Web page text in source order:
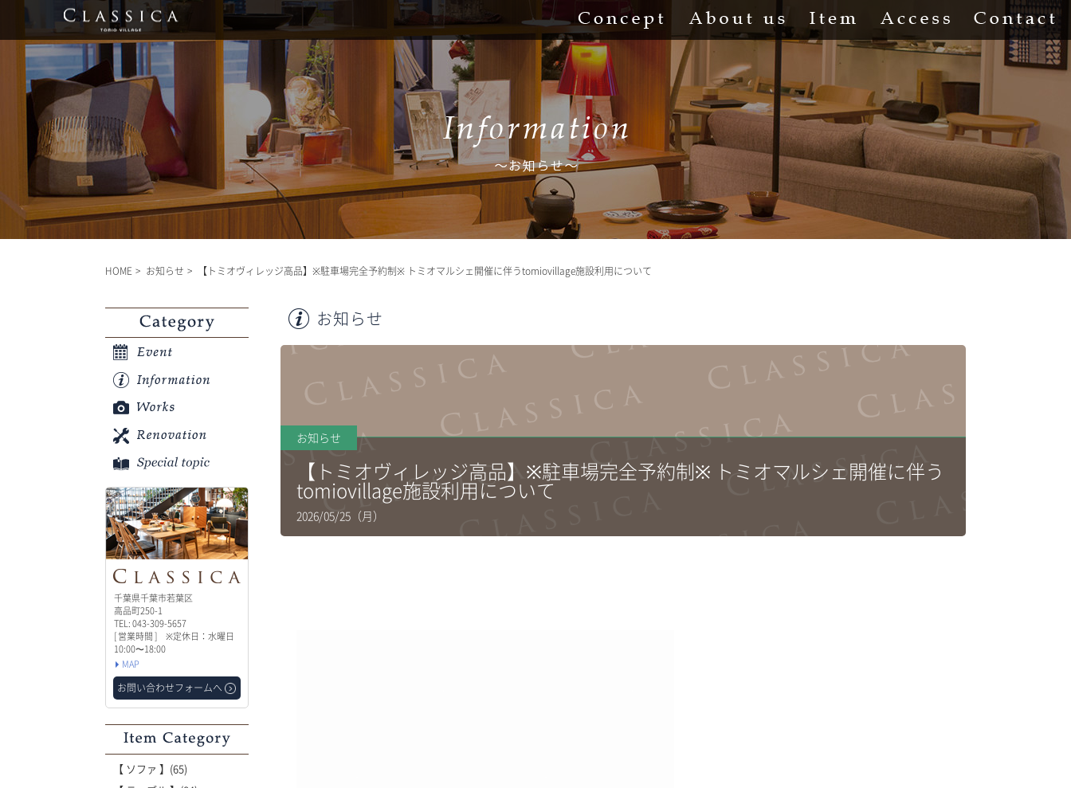
Concept About us Access
HOME お知らせ 【トミオヴィレッジ高品】※駐車場完全予約制※ トミオマルシェ開催に伴うtomiovillage施設利用について
お知らせ
お知らせ
【トミオヴィレッジ高品】※駐車場完全予約制※ トミオマルシェ開催に伴う
tomiovillage施設利用について
2026/05/25（月）
Category
千葉県千葉市若葉区
高品町250-1
TEL: 043-309-5657
[ 営業時間 ] ※定休日：水曜日
10:00〜18:00
MAP
お問い合わせフォームへ
【 ソファ 】(65)